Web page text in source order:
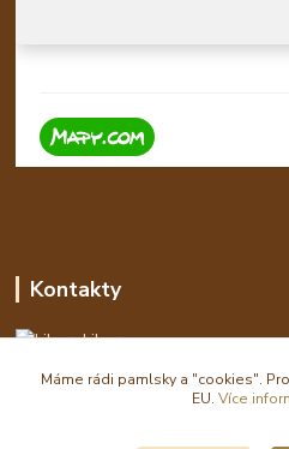
Kontakty
Libor
eshop(zavináč)waldi.cz
Máme rádi pamlsky a "cookies".
EU. Více